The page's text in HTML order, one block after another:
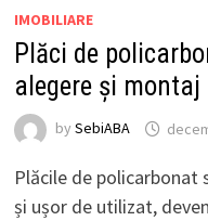
IMOBILIARE
Plăci de
alegere și montaj
by SebiABA
Plăcile de
și ușor de utilizat,